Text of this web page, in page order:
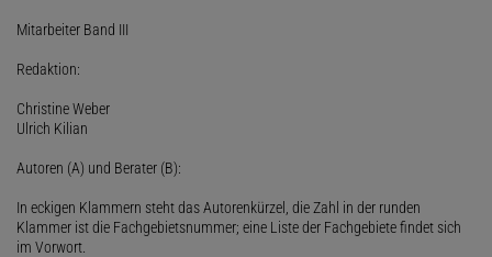
Mitarbeiter Band III
Redaktion:
Christine Weber
Ulrich Kilian
Autoren (A) und Berater (B):
In eckigen Klammern steht das Autorenkürzel, die Zahl in der runden
Klammer ist die Fachgebietsnummer; eine Liste der Fachgebiete findet sich
im Vorwort.